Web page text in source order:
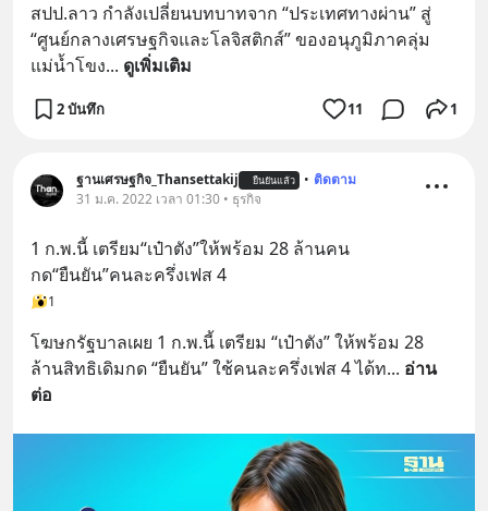
สปป.ลาว กำลังเปลี่ยนบทบาทจาก “ประเทศทางผ่าน” สู่
“ศูนย์กลางเศรษฐกิจและโลจิสติกส์” ของอนุภูมิภาคลุ่ม
แม่น้ำโขง... ดูเพิ่มเติม
2 บันทึก 11 1
ฐานเศรษฐกิจ_Thansettakij ยืนยันแล้ว • ติดตาม
31 ม.ค. 2022 เวลา 01:30 • ธุรกิจ
1 ก.พ.นี้ เตรียม“เป๋าตัง”ให้พร้อม 28 ล้านคน
กด“ยืนยัน”คนละครึ่งเฟส 4
1
โฆษกรัฐบาลเผย 1 ก.พ.นี้ เตรียม “เป๋าตัง” ให้พร้อม 28
ล้านสิทธิเดิมกด “ยืนยัน” ใช้คนละครึ่งเฟส 4 ได้ท... อ่าน
ต่อ